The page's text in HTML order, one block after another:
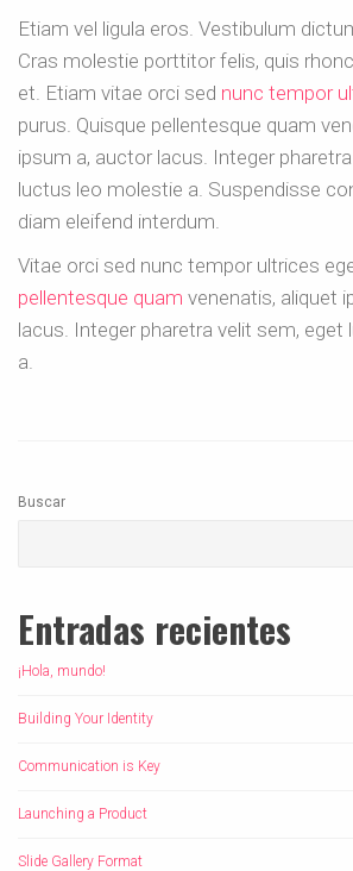
Etiam vel ligula eros. Vestibulum
Cras molestie porttitor felis, quis
et. Etiam vitae orci sed nunc tempor
purus. Quisque pellentesque quam
ipsum a, auctor lacus. Integer
luctus leo molestie a. Suspendisse
diam eleifend interdum.
Vitae orci sed nunc tempor ultrices
pellentesque quam venenatis, aliquet
lacus. Integer pharetra velit sem,
a.
Buscar
Entradas recientes
¡Hola, mundo!
Building Your Identity
Communication is Key
Launching a Product
Slide Gallery Format